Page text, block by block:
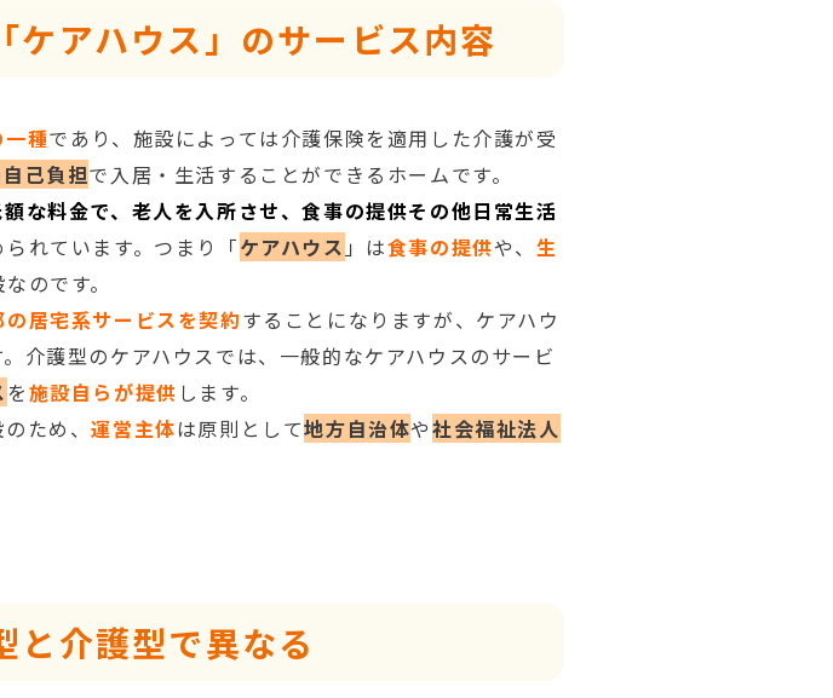
アハウス」のサービス内容
種であり、施設によっては介護保険を適用した介護が受
己負担で入居・生活することができるホームです。
な料金で、老人を入所させ、食事の提供その他日常生活
られています。つまり「ケアハウス 」は食事の提供や、生
のです。
の居宅系サービスを契約することになりますが、ケアハウ
介護型のケアハウスでは、一般的なケアハウスのサービ
を施設自らが提供 します。
のため、運営主体は原則として地方自治体や社会福祉法人
と介護型で異なる